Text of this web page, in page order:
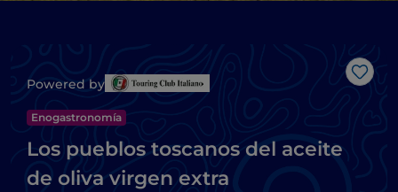
Me
Powered by
Enogastronomía
Los pueblos toscanos del aceite
de oliva virgen extra